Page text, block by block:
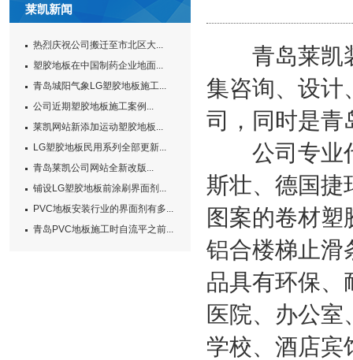
莱凯新闻
热烈庆祝公司搬迁至市北区大...
塑胶地板在中国制药企业地面...
青岛城阳气象LG塑胶地板施工...
公司近期塑胶地板施工案例...
莱凯网站新添加运动塑胶地板...
LG塑胶地板民用系列全部更新...
青岛莱凯公司网站全新改版...
铺设LG塑胶地板前涂刷界面剂...
PVC地板安装行业的界面剂有多...
青岛PVC地板施工时自流平之前...
青岛莱凯装
集咨询、设计
司，同时是青
公司专业代
斯壮、德国捷
图案的卷材塑
铝合楼梯止滑
品具有环保、
医院、办公室
学校、酒店宾